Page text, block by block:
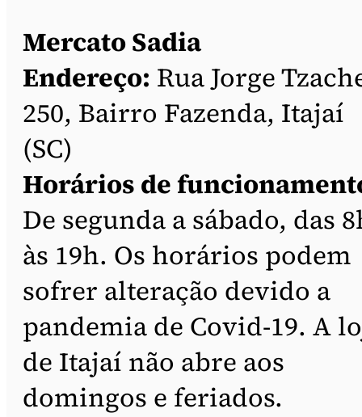
Mercato Sadia
Endereço: Rua Jorge
250, Bairro Fazenda, Itajaí
(SC)
Horários de
De segunda a sábado, das
às 19h. Os horários podem
sofrer alteração devido a
pandemia de Covid-19. A
de Itajaí não abre aos
domingos e feriados.